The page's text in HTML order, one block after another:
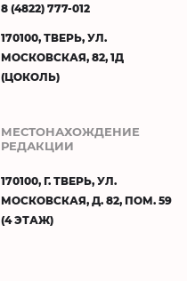
8 (4822) 777-012
170100, ТВЕРЬ, УЛ.
МОСКОВСКАЯ, 82, 1Д
(ЦОКОЛЬ)
МЕСТОНАХОЖДЕНИЕ
РЕДАКЦИИ
170100, Г. ТВЕРЬ, УЛ.
МОСКОВСКАЯ, Д. 82, ПОМ. 59
(4 ЭТАЖ)